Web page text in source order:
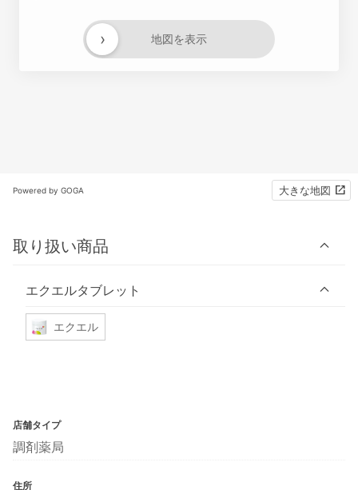
地図を表示
›
Powered by GOGA 大きな地図
取り扱い商品
エクエルタブレット
エクエル
店舗タイプ
調剤薬局
住所